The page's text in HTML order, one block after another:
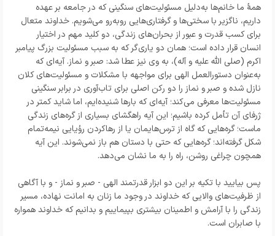
همهٔ ما خانم‌ها به‌دلیل مسئولیت‌های سنگینی که در جامعه بر عهده
داریم، ناگزیر با سختی‌ها و گرفتاری‌هایی روبه‌رو می‌شویم. خداوند متعال
برای کسب قدرت و عبور از بحران‌های زندگی، دو کلید مهم در اختیار
انسان قرار داده است؛ همان دو یاری‌گر که به سبب مسئولیت بزرگ پیامبر
اکرم (صلی الله علیه و آله)، به وی نیز عطا شد: صبر و نماز. آیه‌ای که
به‌عنوان دستورالعمل الهی برای مواجهه با مشکلات و مسئولیت‌های کلان
نازل شده و صبر و نماز را دو رکن اصلی برای تاب‌آوری در برابر سنگینی
مسئولیت‌ها معرفی می‌کند؛ آیه‌ای که بارها شنیده‌ایم، اما شاید کمتر در
ژرفای آن تأمل کرده باشیم؛ این آیه راهگشای بسیاری از گره‌های زندگی
ماست؛ گره‌هایی که گاه از ترس‌هایمان یا از رهاکردن رؤیایی نیمه‌تمام
شکل گرفته‌اند؛ گره‌هایی که حتی با دستان هم باز نمی‌شوند. این آیه
همچون چراغی روشن، راه را به ما نشان می‌دهد.
پس بیایید با تکیه بر این دو ابزار قدرتمند الهی - صبر و نماز - و با آگاهی
از ظرفیت‌های والایی که خداوند در وجود ما زنان به امانت نهاده، مسیر
زندگی را با آرامش و اطمینان بیشتری بپیماییم و بدانیم که خداوند همواره
با صابران است.